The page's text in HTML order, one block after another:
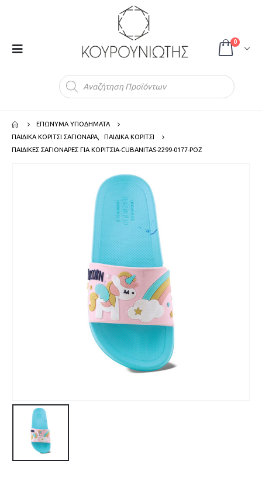
0
ΕΠΩΝΥΜΑ ΥΠΟΔΗΜΑΤΑ
ΠΑΙΔΙΚΑ ΚΟΡΙΤΣΙ ΣΑΓΙΟΝΑΡΑ
ΠΑΙΔΙΚΑ ΚΟΡΙΤΣΙ
ΠΑΙΔΙΚΕΣ ΣΑΓΙΟΝΑΡΕΣ ΓΙΑ ΚΟΡΙΤΣΙΑ-CUBANITAS-2299-0177-ΡΟΖ